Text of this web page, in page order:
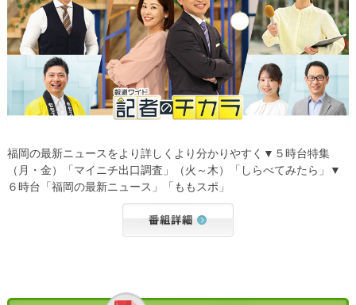
福岡の最新ニュースをより詳しくより分かりやすく▼５時台特集
（月・金）「マイニチ出口調査」（火～木）「しらべてみたら」▼
６時台「福岡の最新ニュース」「ももスポ」